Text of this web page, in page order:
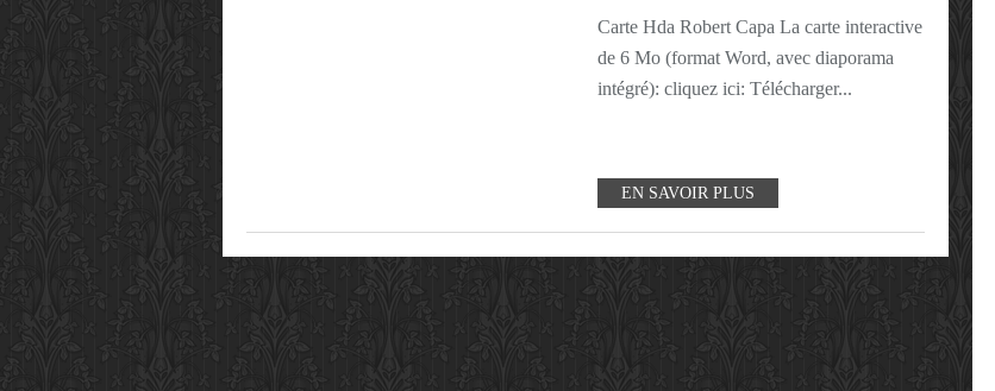
Carte Hda Robert Capa La carte interactive
de 6 Mo (format Word, avec diaporama
intégré): cliquez ici: Télécharger...
EN SAVOIR PLUS